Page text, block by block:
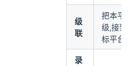
级
联
把本平
级,接到
标平台
录